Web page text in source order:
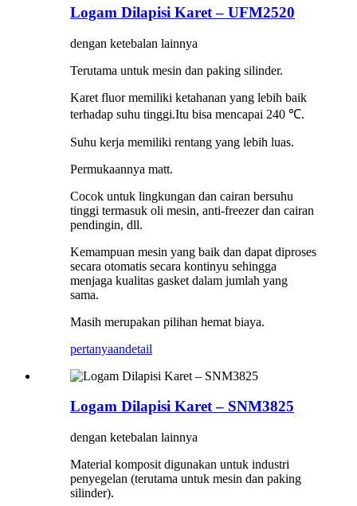
Logam Dilapisi Karet – UFM2520
dengan ketebalan lainnya
Terutama untuk mesin dan paking silinder.
Karet fluor memiliki ketahanan yang lebih baik
terhadap suhu tinggi.Itu bisa mencapai 240 ℃.
Suhu kerja memiliki rentang yang lebih luas.
Permukaannya matt.
Cocok untuk lingkungan dan cairan bersuhu
tinggi termasuk oli mesin, anti-freezer dan cairan
pendingin, dll.
Kemampuan mesin yang baik dan dapat diproses
secara otomatis secara kontinyu sehingga
menjaga kualitas gasket dalam jumlah yang
sama.
Masih merupakan pilihan hemat biaya.
pertanyaandetail
Logam Dilapisi Karet – SNM3825
dengan ketebalan lainnya
Material komposit digunakan untuk industri
penyegelan (terutama untuk mesin dan paking
silinder).